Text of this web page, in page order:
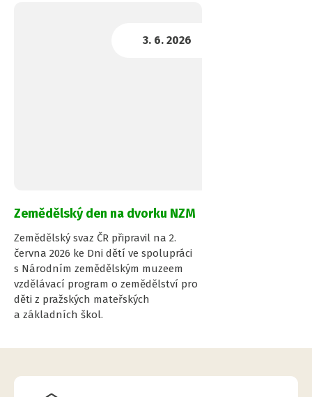
Zemědělský den na dvorku NZM
Zemědělský svaz ČR připravil na 2.
června 2026 ke Dni dětí ve spolupráci
s Národním zemědělským muzeem
vzdělávací program o zemědělství pro
děti z pražských mateřských
a základních škol.